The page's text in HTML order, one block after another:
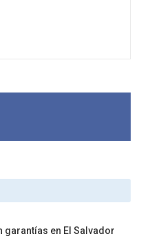
en El Salvador